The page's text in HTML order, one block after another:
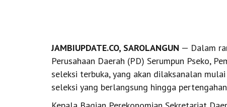
JAMBIUPDATE.CO, SAROLANGUN — Dalam
Perusahaan Daerah (PD) Serumpun Pseko,
seleksi terbuka, yang akan dilaksanalan
seleksi yang berlangsung hingga